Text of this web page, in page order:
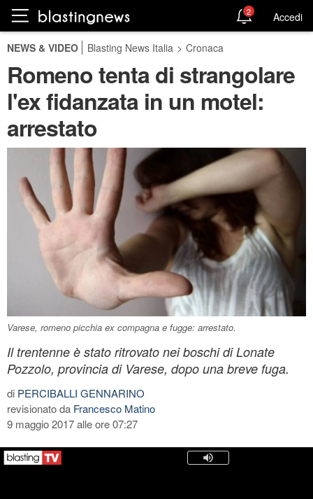
2 Accedi
NEWS & VIDEO Blasting News Italia > Cronaca
Romeno tenta di strangolare
l'ex fidanzata in un motel:
arrestato
Varese, romeno picchia ex compagna e fugge: arrestato.
Il trentenne è stato ritrovato nei boschi di Lonate
Pozzolo, provincia di Varese, dopo una breve fuga.
di PERCIBALLI GENNARINO
revisionato da Francesco Matino
9 maggio 2017 alle ore 07:27